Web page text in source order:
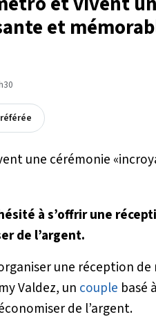
et
à s’offrir une
de l’argent.
une réception
Valdez, un couple basé
de l’argent.